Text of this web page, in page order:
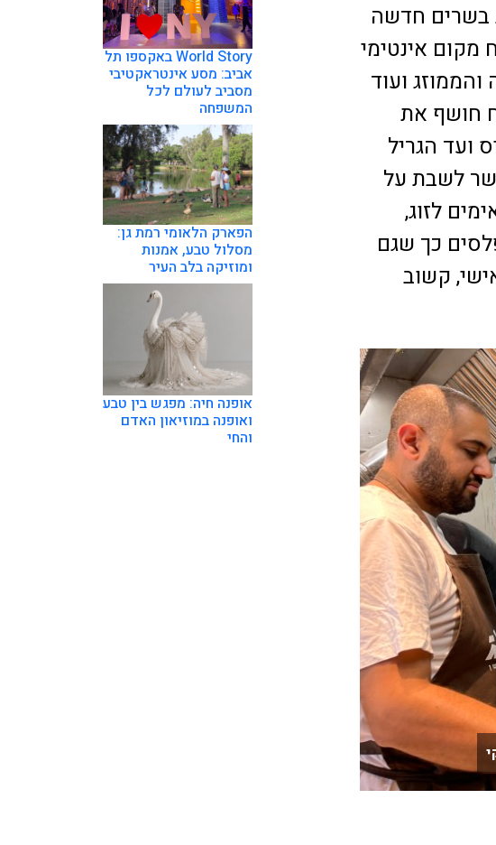
בשרים חדשה
מקום אינטימי
ועוד
חושף את
ועד הגריל
לשבת על
לזוג,
כך שגם
קשוב
World Story באקספו תל
אביב: מסע אינטראקטיבי
מסביב לעולם לכל
המשפחה
הפארק הלאומי רמת גן:
מסלול טבע, אמנות
ומוזיקה בלב העיר
אופנה חיה: מפגש בין טבע
ואופנה במוזיאון האדם
והחי